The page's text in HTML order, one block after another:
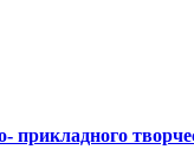
прикладного